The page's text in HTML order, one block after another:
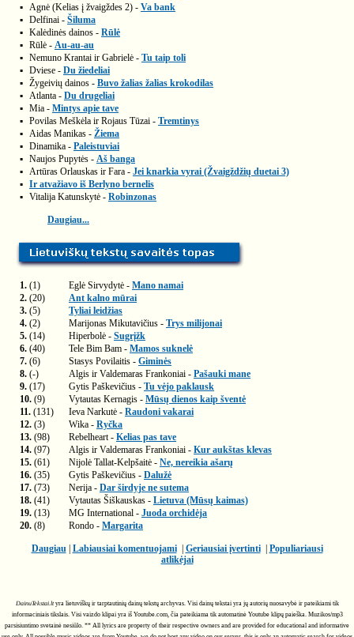
▪ Agnė (Kelias į žvaigždes 2) - Va bank
▪ Delfinai - Šiluma
▪ Kalėdinės dainos - Rūlė
▪ Rūlė - Au-au-au
▪ Nemuno Krantai ir Gabrielė - Tu taip toli
▪ Dviese - Du žiedeliai
▪ Žygeivių dainos - Buvo žalias žalias krokodilas
▪ Atlanta - Du drugeliai
▪ Mia - Mintys apie tave
▪ Povilas Meškėla ir Rojaus Tūzai - Tremtinys
▪ Aidas Manikas - Žiema
▪ Dinamika - Paleistuviai
▪ Naujos Pupytės - Aš banga
▪ Artūras Orlauskas ir Fara - Jei knarkia vyrai (Žvaigždžių duetai 3)
▪ Ir atvažiavo iš Berlyno bernelis
▪ Vitalija Katunskytė - Robinzonas
Daugiau...
1. (1) Eglė Sirvydytė - Mano namai
2. (20)
Ant kalno mūrai
3. (5)
Tyliai leidžias
4. (2) Marijonas Mikutavičius - Trys milijonai
5. (14) Hiperbolė - Sugrįžk
6. (40) Tele Bim Bam - Mamos suknelė
7. (6) Stasys Povilaitis - Giminės
8. (-) Algis ir Valdemaras Frankoniai - Pašauki mane
9. (17) Gytis Paškevičius - Tu vėjo paklausk
10. (9) Vytautas Kernagis - Mūsų dienos kaip šventė
11. (131) Ieva Narkutė - Raudoni vakarai
12. (3) Wika - Ryčka
13. (98) Rebelheart - Kelias pas tave
14. (97) Algis ir Valdemaras Frankoniai - Kur aukštas klevas
15. (61) Nijolė Tallat-Kelpšaitė - Ne, nereikia ašarų
16. (35) Gytis Paškevičius - Dalužė
17. (73) Nerija - Dar širdyje ne sutema
18. (41) Vytautas Šiškauskas - Lietuva (Mūsų kaimas)
19. (13) MG International - Juoda orchidėja
20. (8) Rondo - Margarita
Daugiau| Labiausiai komentuojami| Geriausiai įvertinti| Populiariausi
atlikėjai
DainuTekstai.ltyra lietuviškų ir tarptautinių dainų tekstų archyvas. Visi dainų tekstai yra jų autorių nuosavybė ir pateikiami tik
informaciniais tikslais. Visi vaizdo klipai yra iš Youtube.com, čia pateikiama tik automatinė Youtube klipų paieška. Muzikos/mp3
parsisiuntimo svetainė nesiūlo. ** All lyrics are property of their respective owners and are provided for educational and informative